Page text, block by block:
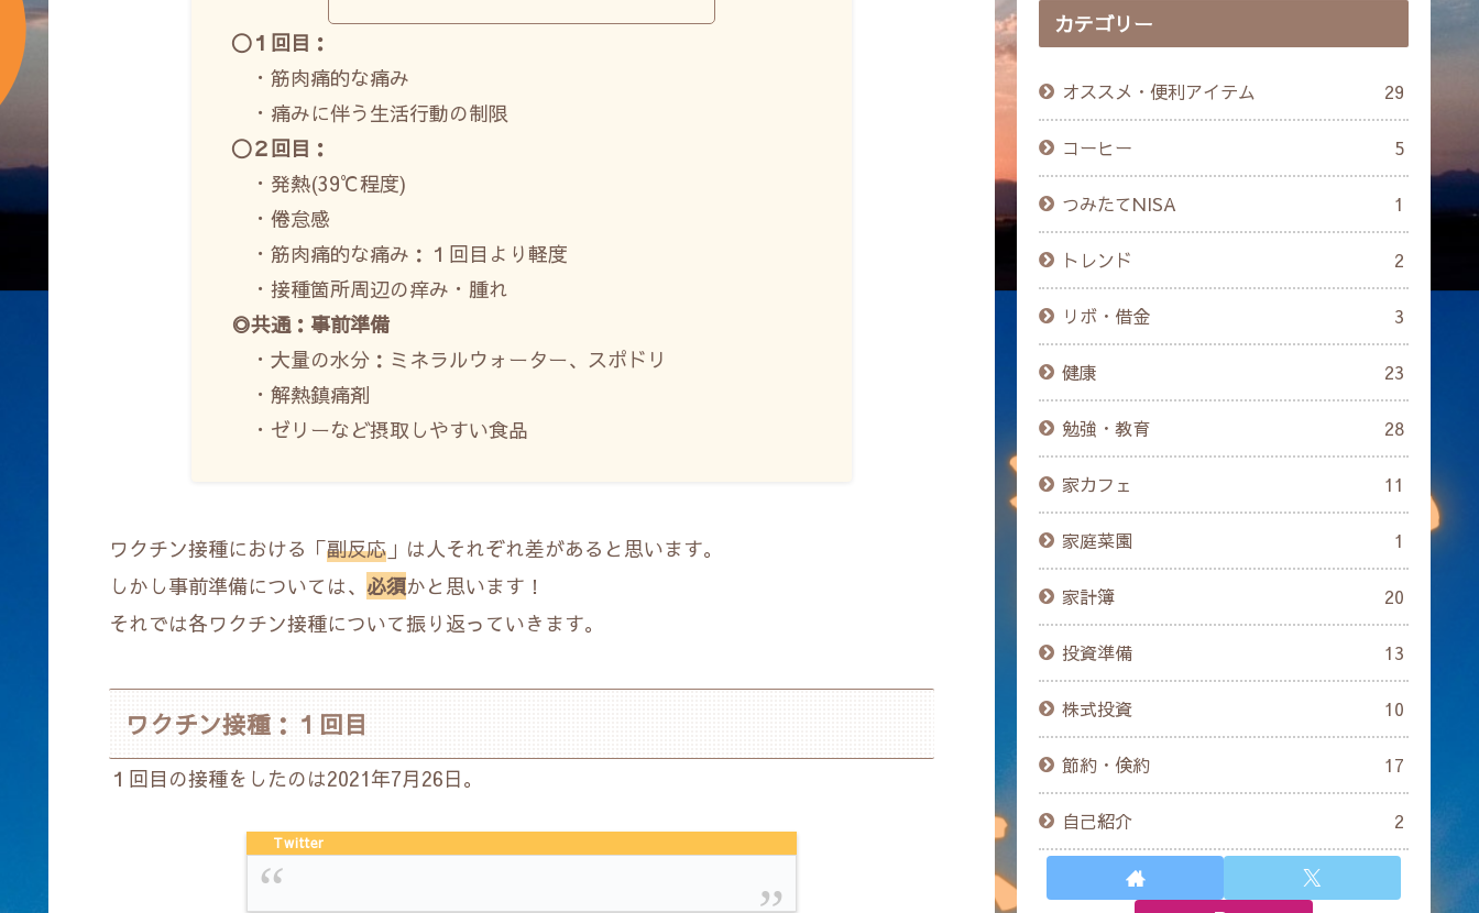
〇１回目：
・筋肉痛的な痛み
・痛みに伴う生活行動の制限
〇２回目：
・発熱(39℃程度)
・倦怠感
・筋肉痛的な痛み：１回目より軽度
・接種箇所周辺の痒み・腫れ
◎共通：事前準備
・大量の水分：ミネラルウォーター、スポドリ
・解熱鎮痛剤
・ゼリーなど摂取しやすい食品
ワクチン接種における「副反応 」は人それぞれ差があると思います。
しかし事前準備については、 必須かと思います！
それでは各ワクチン接種について振り返っていきます。
ワクチン接種：１回目
１回目の接種をしたのは2021年7月26日。
Twitter
カテゴリー
オススメ・便利アイテム 29
コーヒー 5
つみたてNISA 1
トレンド 2
リボ・借金 3
健康 23
勉強・教育 28
家カフェ 11
家庭菜園 1
家計簿 20
投資準備 13
株式投資 10
節約・倹約 17
自己紹介 2